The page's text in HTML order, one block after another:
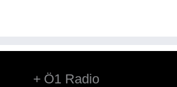
Ö1 Radio